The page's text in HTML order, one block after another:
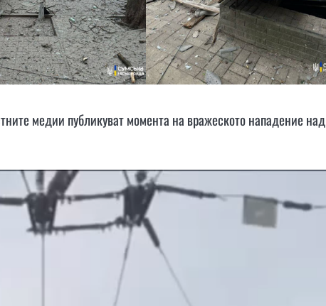
медии публикуват момента на вражеското нападение над